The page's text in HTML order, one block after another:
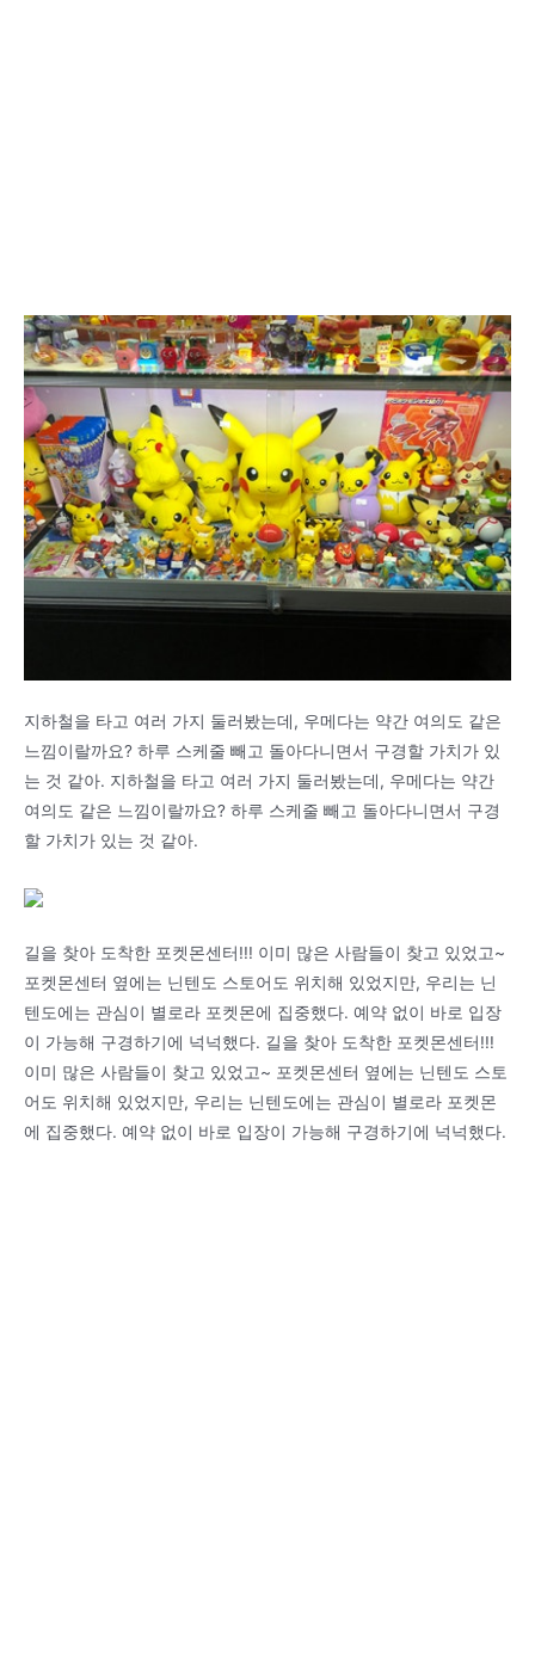
지하철을 타고 여러 가지 둘러봤는데, 우메다는 약간 여의도 같은
느낌이랄까요? 하루 스케줄 빼고 돌아다니면서 구경할 가치가 있
는 것 같아. 지하철을 타고 여러 가지 둘러봤는데, 우메다는 약간
여의도 같은 느낌이랄까요? 하루 스케줄 빼고 돌아다니면서 구경
할 가치가 있는 것 같아.
길을 찾아 도착한 포켓몬센터!!! 이미 많은 사람들이 찾고 있었고~
포켓몬센터 옆에는 닌텐도 스토어도 위치해 있었지만, 우리는 닌
텐도에는 관심이 별로라 포켓몬에 집중했다. 예약 없이 바로 입장
이 가능해 구경하기에 넉넉했다. 길을 찾아 도착한 포켓몬센터!!!
이미 많은 사람들이 찾고 있었고~ 포켓몬센터 옆에는 닌텐도 스토
어도 위치해 있었지만, 우리는 닌텐도에는 관심이 별로라 포켓몬
에 집중했다. 예약 없이 바로 입장이 가능해 구경하기에 넉넉했다.